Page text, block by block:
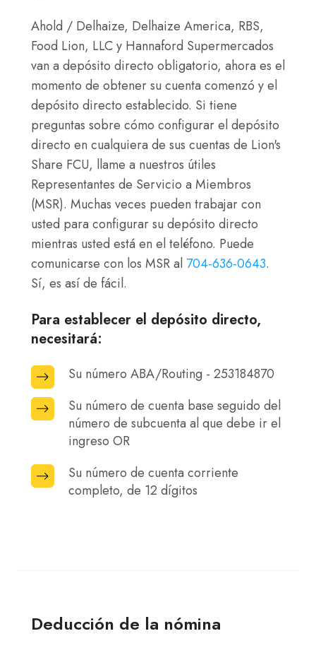
Ahold / Delhaize, Delhaize America, RBS,
Food Lion, LLC y Hannaford Supermercados
van a depósito directo obligatorio, ahora es el
momento de obtener su cuenta comenzó y el
depósito directo establecido. Si tiene
preguntas sobre cómo configurar el depósito
directo en cualquiera de sus cuentas de Lion's
Share FCU, llame a nuestros útiles
Representantes de Servicio a Miembros
(MSR). Muchas veces pueden trabajar con
usted para configurar su depósito directo
mientras usted está en el teléfono. Puede
comunicarse con los MSR al 704-636-0643.
Sí, es así de fácil.
Para establecer el depósito directo,
necesitará:
Su número ABA/Routing - 253184870
Su
número
ABA/RoutingSu número de cuenta base seguido del
número de subcuenta al que debe ir el
ingreso OR
Su
número
cuenta
base
que
Su número de cuenta corriente
completo, de 12 dígitos
Su
número
dígitos
Deducción de la nómina